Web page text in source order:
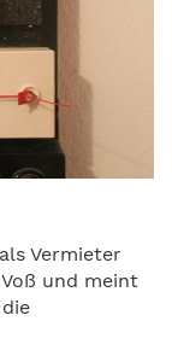
Vermieter
und meint